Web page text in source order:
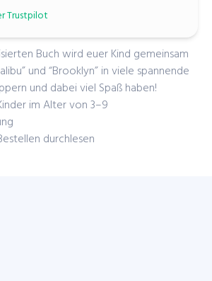
Trustpilot
Buch wird euer Kind gemeinsam
und “Brooklyn” in viele spannende
und dabei viel Spaß haben!
im Alter von 3–9
durchlesen